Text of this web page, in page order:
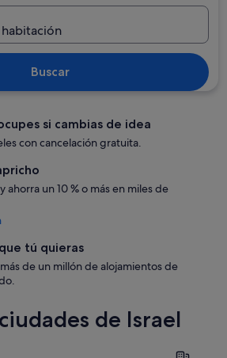
habitación
Buscar
si cambias de idea
con cancelación gratuita.
ahorra un 10 % o más en miles de
tú quieras
de un millón de alojamientos de
de Israel
Tiberíades